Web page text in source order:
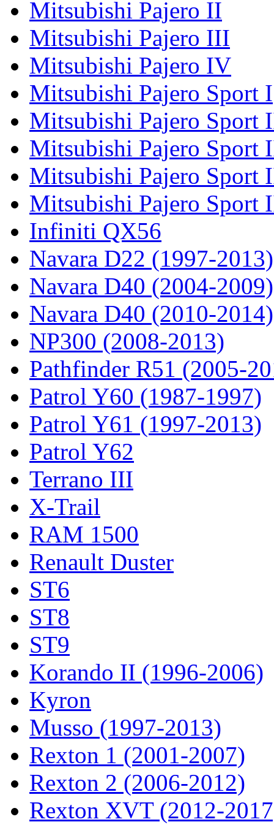
Mitsubishi Pajero II
Mitsubishi Pajero III
Mitsubishi Pajero IV
Mitsubishi Pajero Sport I
Mitsubishi Pajero Sport
Mitsubishi Pajero Sport
Mitsubishi Pajero Sport
Mitsubishi Pajero Sport
Infiniti QX56
Navara D22 (1997-2013)
Navara D40 (2004-2009)
Navara D40 (2010-2014)
NP300 (2008-2013)
Pathfinder R51 (2005-
Patrol Y60 (1987-1997)
Patrol Y61 (1997-2013)
Patrol Y62
Terrano III
X-Trail
RAM 1500
Renault Duster
ST6
ST8
ST9
Korando II (1996-2006)
Kyron
Musso (1997-2013)
Rexton 1 (2001-2007)
Rexton 2 (2006-2012)
Rexton XVT (2012-